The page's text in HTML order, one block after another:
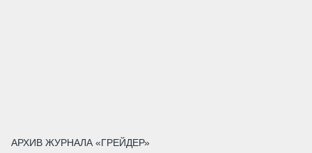
АРХИВ ЖУРНАЛА «ГРЕЙДЕР»